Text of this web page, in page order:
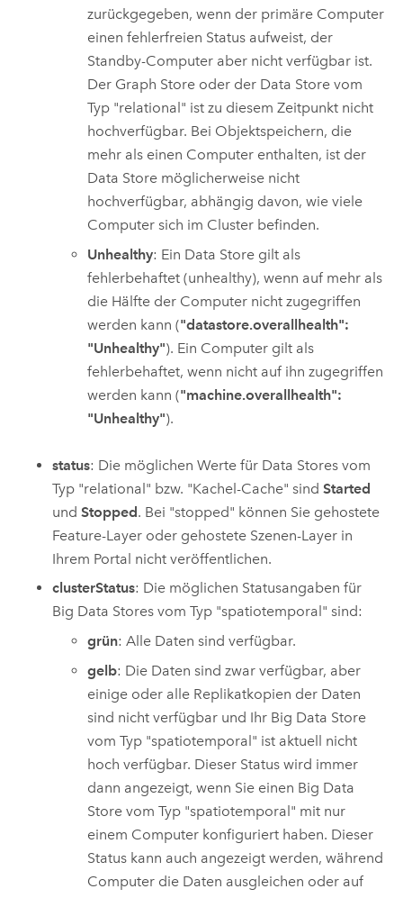
zurückgegeben, wenn der primäre Computer
einen fehlerfreien Status aufweist, der
Standby-Computer aber nicht verfügbar ist.
Der Graph Store oder der Data Store vom
Typ "relational" ist zu diesem Zeitpunkt nicht
hochverfügbar. Bei Objektspeichern, die
mehr als einen Computer enthalten, ist der
Data Store möglicherweise nicht
hochverfügbar, abhängig davon, wie viele
Computer sich im Cluster befinden.
Unhealthy: Ein Data Store gilt als
fehlerbehaftet (unhealthy), wenn auf mehr als
die Hälfte der Computer nicht zugegriffen
werden kann ("datastore.overallhealth":
"Unhealthy"). Ein Computer gilt als
fehlerbehaftet, wenn nicht auf ihn zugegriffen
werden kann ("machine.overallhealth":
"Unhealthy").
status: Die möglichen Werte für Data Stores vom
Typ "relational" bzw. "Kachel-Cache" sindStarted
undStopped. Bei "stopped" können Sie gehostete
Feature-Layer oder gehostete Szenen-Layer in
Ihrem Portal nicht veröffentlichen.
clusterStatus: Die möglichen Statusangaben für
Big Data Stores vom Typ "spatiotemporal" sind:
grün: Alle Daten sind verfügbar.
gelb: Die Daten sind zwar verfügbar, aber
einige oder alle Replikatkopien der Daten
sind nicht verfügbar und Ihr Big Data Store
vom Typ "spatiotemporal" ist aktuell nicht
hoch verfügbar. Dieser Status wird immer
dann angezeigt, wenn Sie einen Big Data
Store vom Typ "spatiotemporal" mit nur
einem Computer konfiguriert haben. Dieser
Status kann auch angezeigt werden, während
Computer die Daten ausgleichen oder auf